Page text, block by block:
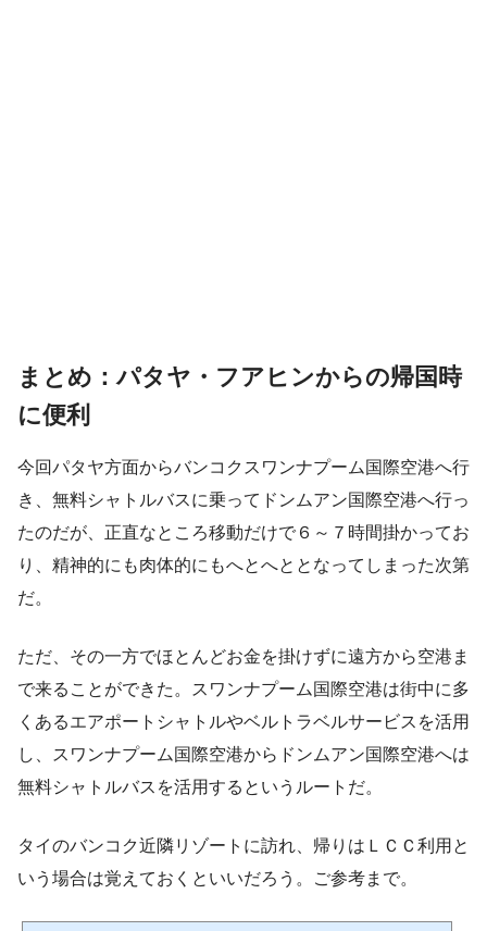
まとめ：パタヤ・フアヒンからの帰国時
に便利
今回パタヤ方面からバンコクスワンナプーム国際空港へ行
き、無料シャトルバスに乗ってドンムアン国際空港へ行っ
たのだが、正直なところ移動だけで６～７時間掛かってお
り、精神的にも肉体的にもへとへととなってしまった次第
だ。
ただ、その一方でほとんどお金を掛けずに遠方から空港ま
で来ることができた。スワンナプーム国際空港は街中に多
くあるエアポートシャトルやベルトラベルサービスを活用
し、スワンナプーム国際空港からドンムアン国際空港へは
無料シャトルバスを活用するというルートだ。
タイのバンコク近隣リゾートに訪れ、帰りはＬＣＣ利用と
いう場合は覚えておくといいだろう。ご参考まで。